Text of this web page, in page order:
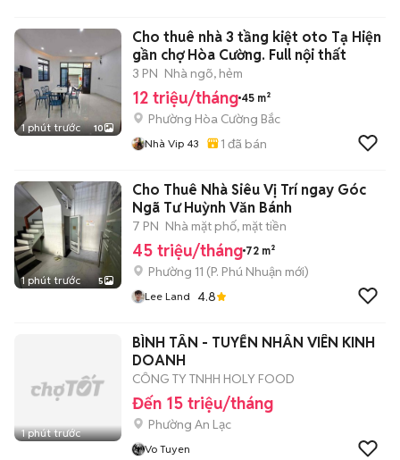
1 phút trước 10
Cho thuê nhà 3 tầng kiệt oto Tạ Hiện
gần chợ Hòa Cường. Full nội thất
3 PN Nhà ngõ, hẻm
12 triệu/tháng 45 m²
Phường Hòa Cường Bắc
Nhà Vip 43 1 đã bán
1 phút trước 5
Cho Thuê Nhà Siêu Vị Trí ngay Góc
Ngã Tư Huỳnh Văn Bánh
7 PN Nhà mặt phố, mặt tiền
45 triệu/tháng 72 m²
Phường 11 (P. Phú Nhuận mới)
Lee Land 4.8
1 phút trước
BÌNH TÂN - TUYỂN NHÂN VIÊN KINH
DOANH
CÔNG TY TNHH HOLY FOOD
Đến 15 triệu/tháng
Phường An Lạc
Vo Tuyen